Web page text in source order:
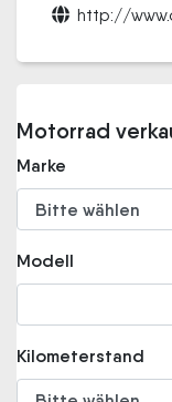
http://
Motorrad
Marke
Modell
Kilometerstand